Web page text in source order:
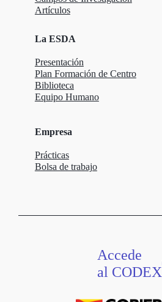
Artículos
La ESDA
Presentación
Plan Formación de Centro
Biblioteca
Equipo Humano
Empresa
Prácticas
Bolsa de trabajo
Accede
al CODEX